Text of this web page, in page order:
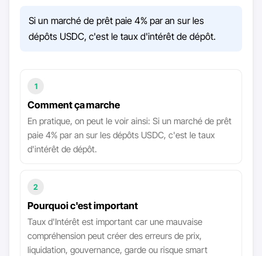
Si un marché de prêt paie 4% par an sur les
dépôts USDC, c'est le taux d'intérêt de dépôt.
1
Comment ça marche
En pratique, on peut le voir ainsi: Si un marché de prêt
paie 4% par an sur les dépôts USDC, c'est le taux
d'intérêt de dépôt.
2
Pourquoi c'est important
Taux d'Intérêt est important car une mauvaise
compréhension peut créer des erreurs de prix,
liquidation, gouvernance, garde ou risque smart